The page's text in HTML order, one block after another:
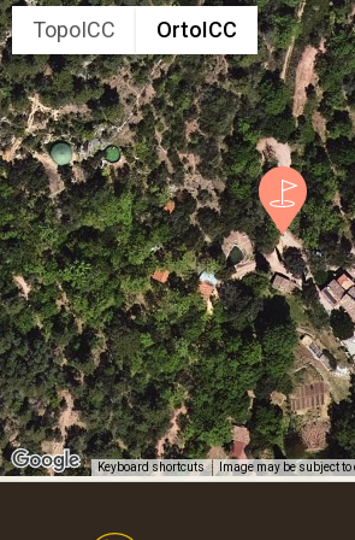
TopoICC OrtoICC
Keyboard shortcuts Image may be subject